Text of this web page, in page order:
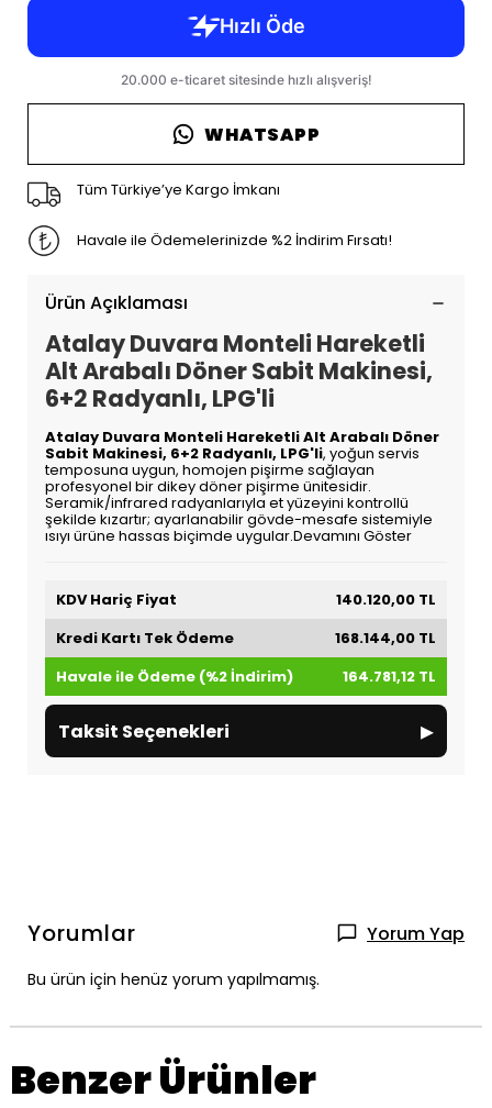
WHATSAPP
Tüm Türkiye’ye Kargo İmkanı
Havale ile Ödemelerinizde %2 İndirim Fırsatı!
Ürün Açıklaması
Atalay Duvara Monteli Hareketli
Alt Arabalı Döner Sabit Makinesi,
6+2 Radyanlı, LPG'li
Atalay Duvara Monteli Hareketli Alt Arabalı Döner
Sabit Makinesi, 6+2 Radyanlı, LPG'li, yoğun servis
temposuna uygun, homojen pişirme sağlayan
profesyonel bir dikey döner pişirme ünitesidir.
Seramik/infrared radyanlarıyla et yüzeyini kontrollü
şekilde kızartır; ayarlanabilir gövde-mesafe sistemiyle
ısıyı ürüne hassas biçimde uygular.Devamını Göster
KDV Hariç Fiyat
140.120,00 TL
Kredi Kartı Tek Ödeme
168.144,00 TL
Havale ile Ödeme (%2 İndirim)
164.781,12 TL
Taksit Seçenekleri ▸
Yorumlar Yorum Yap
Bu ürün için henüz yorum yapılmamış.
Benzer Ürünler